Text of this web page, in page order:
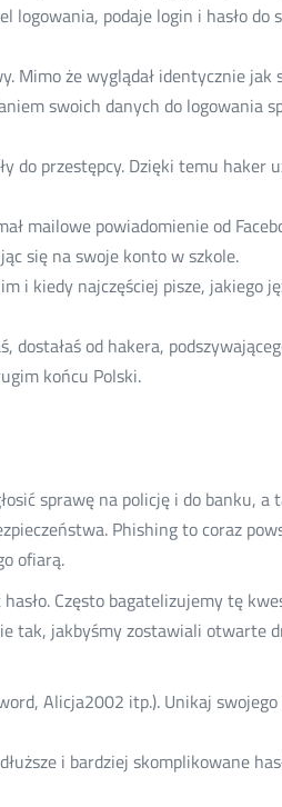
podaje login i hasło
Mimo że wyglądał identycznie
swoich danych do logowania
do przestępcy. Dzięki temu haker
mailowe powiadomienie od
się na swoje konto w szkole.
i kiedy najczęściej pisze, jakiego
od hakera,
końcu Polski.
sprawę na policję i do banku,
Phishing to coraz
ofiarą.
Często bagatelizujemy tę
tak, jakbyśmy zostawiali otwarte
Alicja2002 itp.). Unikaj
i bardziej skomplikowane